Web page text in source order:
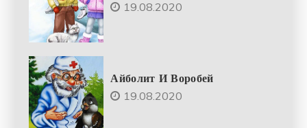
19.08.2020
Айболит И Воробей
19.08.2020